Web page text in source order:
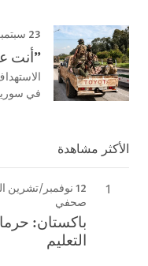
23 سبتمبر/أيلول 2025
”أنت
في
الأكثر مشاهدة
12 نوفمبر/تشرين الثاني 2018
صحفي
باكستان:
التعليم